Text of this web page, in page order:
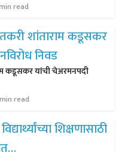
read
कडूसकर यांची चेअरमनपदी
read